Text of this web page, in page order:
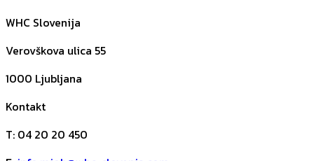
WHC Slovenija
Verovškova ulica 55
1000 Ljubljana
Kontakt
T: 04 20 20 450